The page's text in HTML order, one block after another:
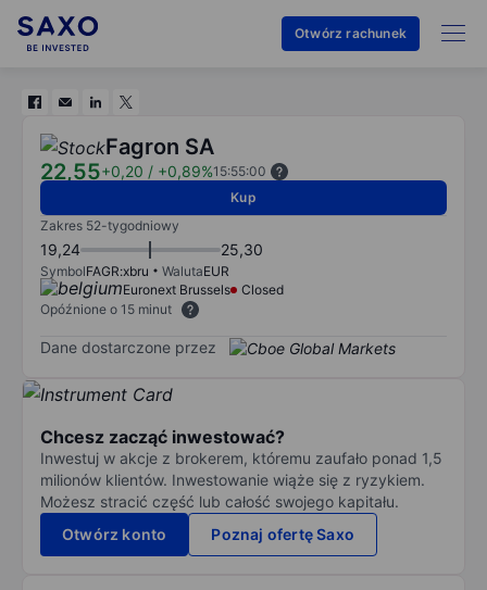
Otwórz rachunek
Fagron SA
22,55+0,20 / +0,89%15:55:00
Kup
Zakres 52-tygodniowy
19,24 25,30
SymbolFAGR:xbru WalutaEUR
Euronext Brussels
Closed
Opóźnione o 15 minut
Dane dostarczone przez
Chcesz zacząć inwestować?
Inwestuj w akcje z brokerem, któremu zaufało ponad 1,5
milionów klientów. Inwestowanie wiąże się z ryzykiem.
Możesz stracić część lub całość swojego kapitału.
Otwórz konto
Poznaj ofertę Saxo